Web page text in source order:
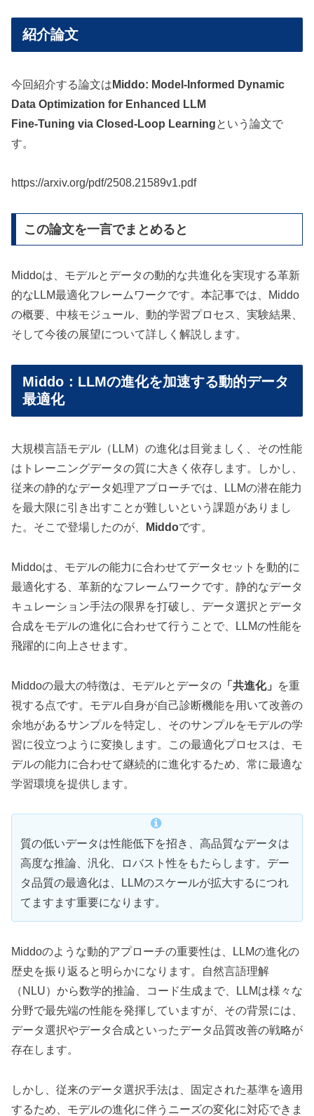
紹介論文
今回紹介する論文は Middo: Model-Informed Dynamic
Data Optimization for Enhanced LLM
Fine-Tuning via Closed-Loop Learningという論文で
す。
https://arxiv.org/pdf/2508.21589v1.pdf
この論文を一言でまとめると
Middoは、モデルとデータの動的な共進化を実現する革新
的なLLM最適化フレームワークです。本記事では、Middo
の概要、中核モジュール、動的学習プロセス、実験結果、
そして今後の展望について詳しく解説します。
Middo：LLMの進化を加速する動的データ
最適化
大規模言語モデル（LLM）の進化は目覚ましく、その性能
はトレーニングデータの質に大きく依存します。しかし、
従来の静的なデータ処理アプローチでは、LLMの潜在能力
を最大限に引き出すことが難しいという課題がありまし
た。そこで登場したのが、
Middoです。
Middoは、モデルの能力に合わせてデータセットを動的に
最適化する、革新的なフレームワークです。静的なデータ
キュレーション手法の限界を打破し、データ選択とデータ
合成をモデルの進化に合わせて行うことで、LLMの性能を
飛躍的に向上させます。
Middoの最大の特徴は、モデルとデータの 「共進化」
を重
視する点です。モデル自身が自己診断機能を用いて改善の
余地があるサンプルを特定し、そのサンプルをモデルの学
習に役立つように変換します。この最適化プロセスは、モ
デルの能力に合わせて継続的に進化するため、常に最適な
学習環境を提供します。
質の低いデータは性能低下を招き、高品質なデータは
高度な推論、汎化、ロバスト性をもたらします。デー
タ品質の最適化は、LLMのスケールが拡大するにつれ
てますます重要になります。
Middoのような動的アプローチの重要性は、LLMの進化の
歴史を振り返ると明らかになります。自然言語理解
（NLU）から数学的推論、コード生成まで、LLMは様々な
分野で最先端の性能を発揮していますが、その背景には、
データ選択やデータ合成といったデータ品質改善の戦略が
存在します。
しかし、従来のデータ選択手法は、固定された基準を適用
するため、モデルの進化に伴うニーズの変化に対応できま